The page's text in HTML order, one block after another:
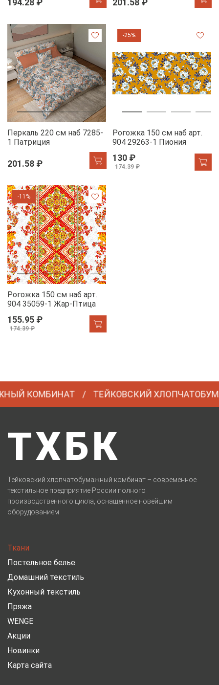
Перкаль 220 см наб 7285-
1 Патриция
201.58 ₽
-25%
Рогожка 150 см наб арт.
904 29263-1 Пиония
130 ₽
174.39 ₽
-11%
Рогожка 150 см наб арт.
904 35059-1 Жар-Птица
155.95 ₽
174.39 ₽
КОМБИНАТ ТЕЙКОВСКИЙ
ТХБК
Тейковский хлопчатобумажный комбинат – современное
текстильное предприятие России полного
производственного цикла, оснащенное новейшим
оборудованием.
Ткани
Постельное белье
Домашний текстиль
Кухонный текстиль
Пряжа
WENGE
Акции
Новинки
Карта сайта